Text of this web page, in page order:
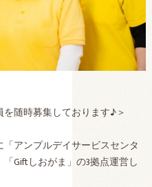
随時募集しております♪＞
アンプルデイサービスセンタ
Giftしおがま」の3拠点運営し